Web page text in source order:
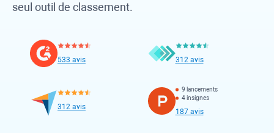
seul outil de classement.
533 avis 312 avis
312 avis
9 lancements
4 insignes
187 avis